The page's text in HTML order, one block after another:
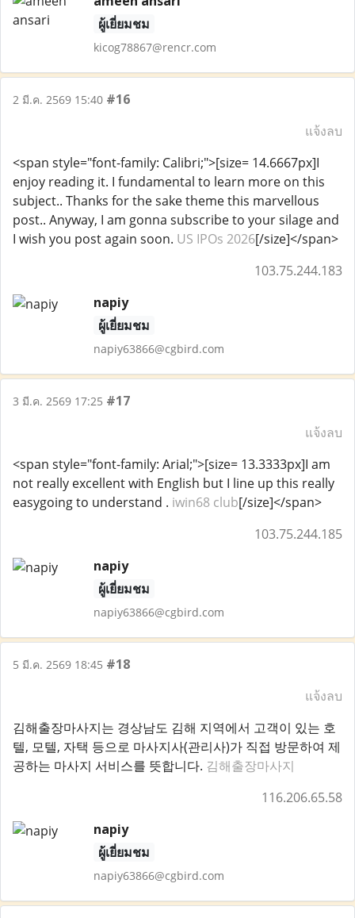
ผู้เยี่ยมชม
kicog78867@rencr.com
2 มี.ค. 2569 15:40 #16
แจ้งลบ
<span style="font-family: Calibri;">[size= 14.6667px]I
enjoy reading it. I fundamental to learn more on this
subject.. Thanks for the sake theme this marvellous
post.. Anyway, I am gonna subscribe to your silage and
I wish you post again soon. US IPOs 2026[/size]</span>
103.75.244.183
napiy
ผู้เยี่ยมชม
napiy63866@cgbird.com
3 มี.ค. 2569 17:25 #17
แจ้งลบ
<span style="font-family: Arial;">[size= 13.3333px]I am
not really excellent with English but I line up this really
easygoing to understand . iwin68 club[/size]</span>
103.75.244.185
napiy
ผู้เยี่ยมชม
napiy63866@cgbird.com
5 มี.ค. 2569 18:45 #18
แจ้งลบ
김해출장마사지는 경상남도 김해 지역에서 고객이 있는 호
텔, 모텔, 자택 등으로 마사지사(관리사)가 직접 방문하여 제
공하는 마사지 서비스를 뜻합니다. 김해출장마사지
116.206.65.58
napiy
ผู้เยี่ยมชม
napiy63866@cgbird.com